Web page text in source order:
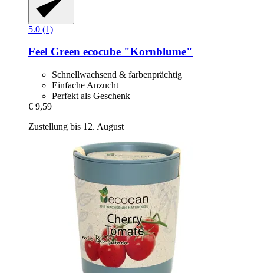
5.0 (1)
Feel Green ecocube "Kornblume"
Schnellwachsend & farbenprächtig
Einfache Anzucht
Perfekt als Geschenk
€ 9,59
Zustellung bis 12. August